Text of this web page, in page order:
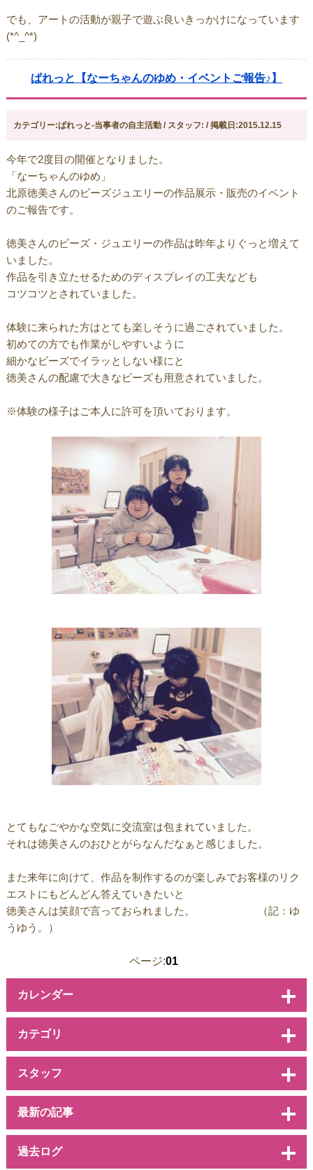
でも、アートの活動が親子で遊ぶ良いきっかけになっています
(*^_^*)
ぱれっと【なーちゃんのゆめ・イベントご報告♪】
カテゴリー:ぱれっと-当事者の自主活動 / スタッフ: / 掲載日:2015.12.15
今年で2度目の開催となりました。
「なーちゃんのゆめ」
北原徳美さんのビーズジュエリーの作品展示・販売のイベント
のご報告です。
徳美さんのビーズ・ジュエリーの作品は昨年よりぐっと増えて
いました。
作品を引き立たせるためのディスプレイの工夫なども
コツコツとされていました。
体験に来られた方はとても楽しそうに過ごされていました。
初めての方でも作業がしやすいように
細かなビーズでイラッとしない様にと
徳美さんの配慮で大きなビーズも用意されていました。
※体験の様子はご本人に許可を頂いております。
とてもなごやかな空気に交流室は包まれていました。
それは徳美さんのおひとがらなんだなぁと感じました。
また来年に向けて、作品を制作するのが楽しみでお客様のリク
エストにもどんどん答えていきたいと
徳美さんは笑顔で言っておられました。 （記：ゆ
うゆう。）
ページ:01
カレンダー
カテゴリ
スタッフ
最新の記事
過去ログ